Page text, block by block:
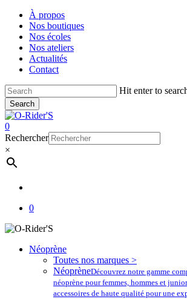
Skip
main
content
À propos
Nos boutiques
Nos écoles
Nos ateliers
Actualités
Contact
Hit enter to
Search
Close
Search
account
0
Menu
Rechercher
×
0
Néoprène
Toutes nos marques >
NéoprèneDécouvrez notre gamme
néoprène pour femmes, hommes et
accessoires de haute qualité pour une